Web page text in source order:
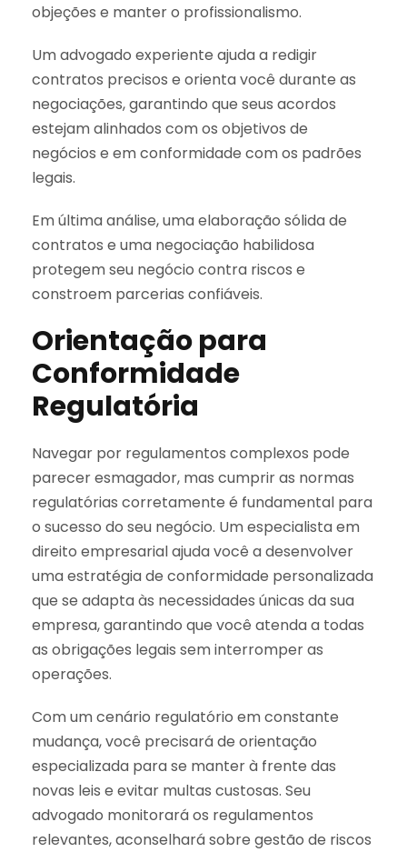
objeções e manter o profissionalismo.
Um advogado experiente ajuda a redigir
contratos precisos e orienta você durante as
negociações, garantindo que seus acordos
estejam alinhados com os objetivos de
negócios e em conformidade com os padrões
legais.
Em última análise, uma elaboração sólida de
contratos e uma negociação habilidosa
protegem seu negócio contra riscos e
constroem parcerias confiáveis.
Orientação para
Conformidade
Regulatória
Navegar por regulamentos complexos pode
parecer esmagador, mas cumprir as normas
regulatórias corretamente é fundamental para
o sucesso do seu negócio. Um especialista em
direito empresarial ajuda você a desenvolver
uma estratégia de conformidade personalizada
que se adapta às necessidades únicas da sua
empresa, garantindo que você atenda a todas
as obrigações legais sem interromper as
operações.
Com um cenário regulatório em constante
mudança, você precisará de orientação
especializada para se manter à frente das
novas leis e evitar multas custosas. Seu
advogado monitorará os regulamentos
relevantes, aconselhará sobre gestão de riscos